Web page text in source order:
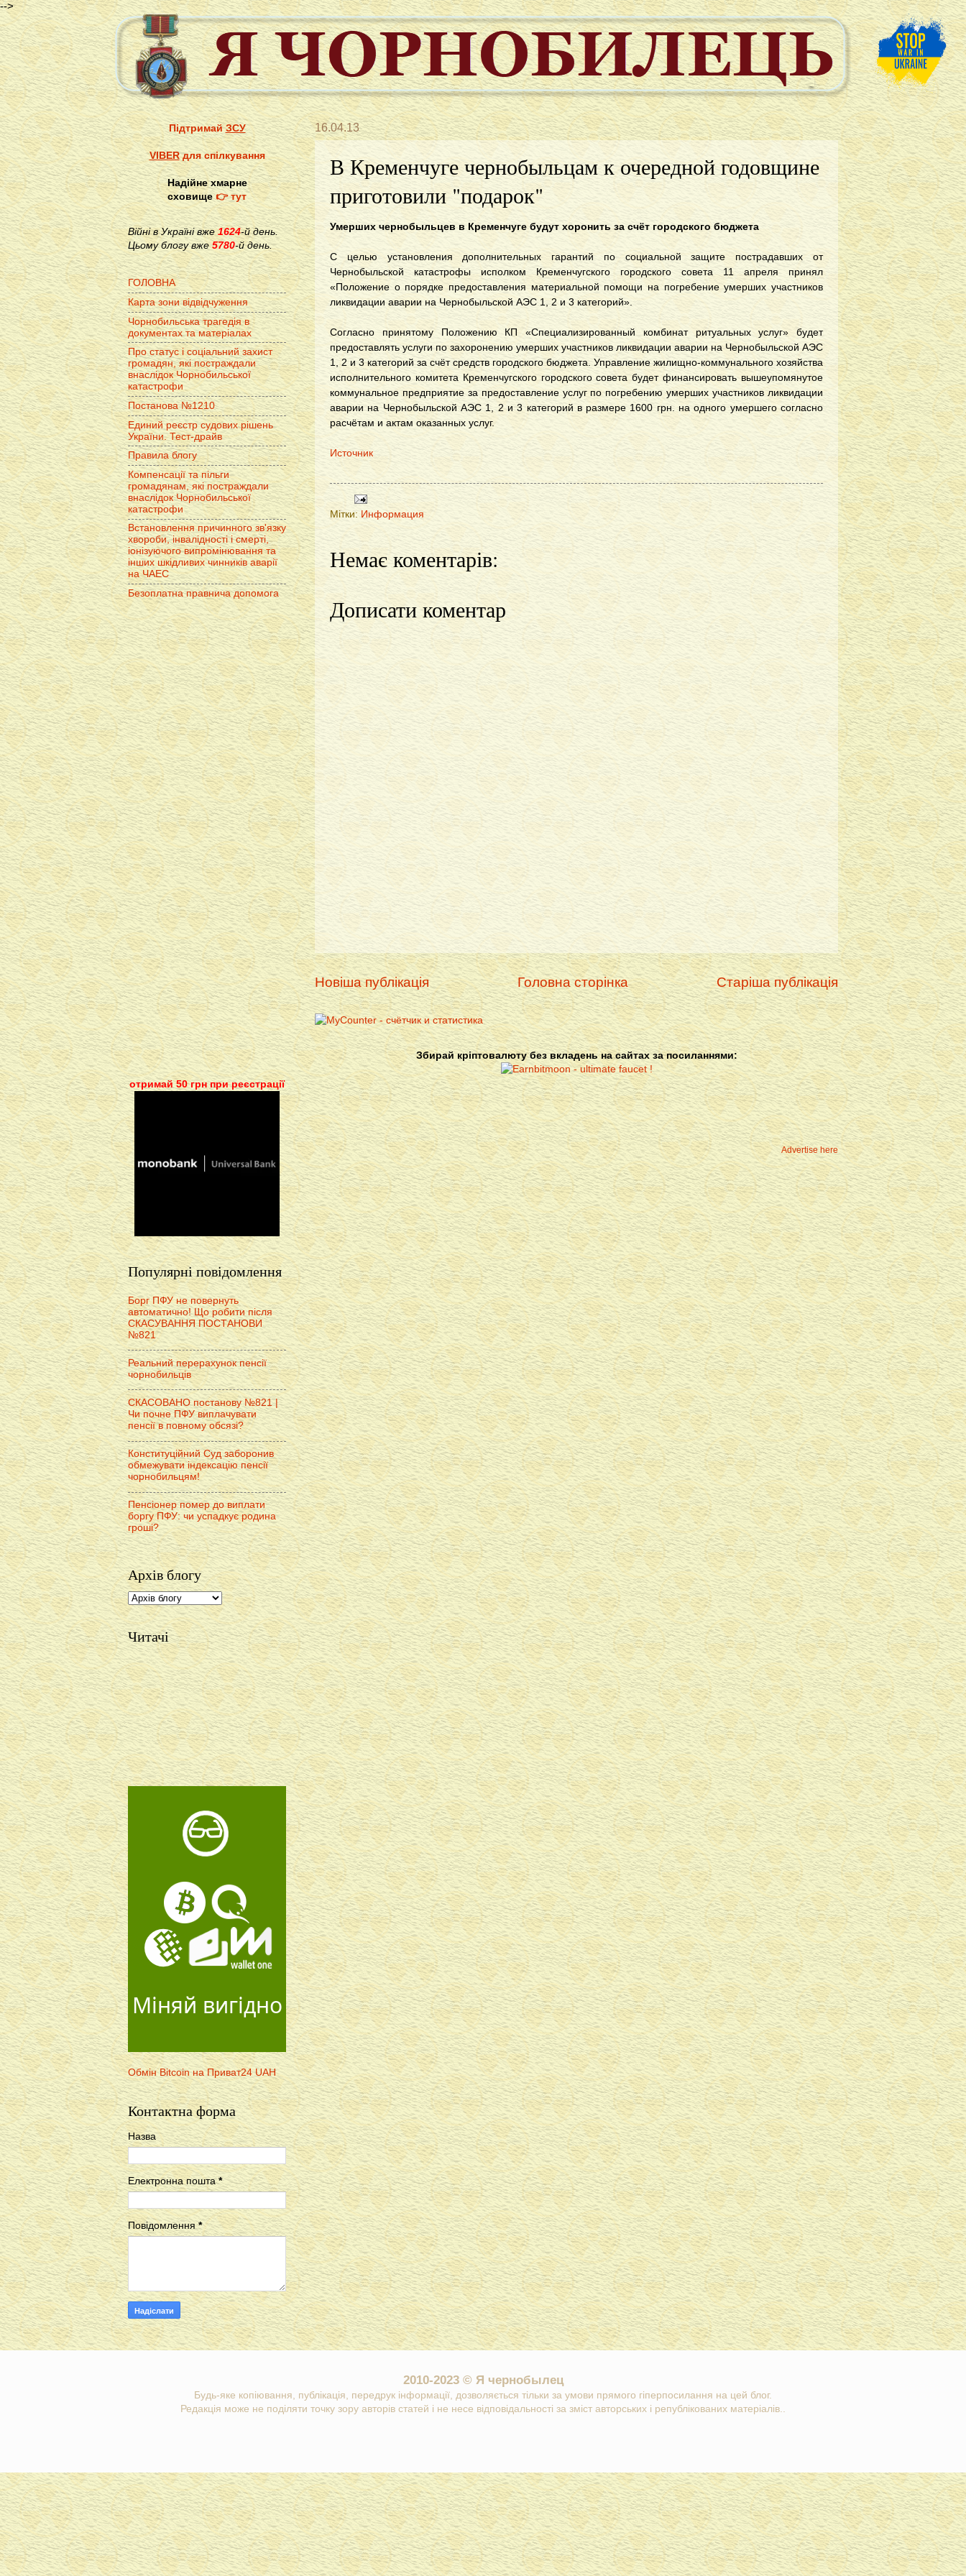
-->
16.04.13
В Кременчуге чернобыльцам к очередной годовщине
приготовили "подарок"
Умерших чернобыльцев в Кременчуге будут хоронить за счёт городского бюджета
С целью установления дополнительных гарантий по социальной защите пострадавших от
Чернобыльской катастрофы исполком Кременчугского городского совета 11 апреля принял
«Положение о порядке предоставления материальной помощи на погребение умерших участников
ликвидации аварии на Чернобыльской АЭС 1, 2 и 3 категорий».
Согласно принятому Положению КП «Специализированный комбинат ритуальных услуг» будет
предоставлять услуги по захоронению умерших участников ликвидации аварии на Чернобыльской АЭС
1, 2 и 3 категорий за счёт средств городского бюджета. Управление жилищно-коммунального хозяйства
исполнительного комитета Кременчугского городского совета будет финансировать вышеупомянутое
коммунальное предприятие за предоставление услуг по погребению умерших участников ликвидации
аварии на Чернобыльской АЭС 1, 2 и 3 категорий в размере 1600 грн. на одного умершего согласно
расчётам и актам оказанных услуг.
Источник
Мітки: Информация
Немає коментарів:
Дописати коментар
Новіша публікація Старіша публікація
Головна сторінка
Збирай кріптовалюту без вкладень на сайтах за посиланнями:
Advertise here
ПідтримайЗСУ
VIBERдля спілкування
Надійне хмарне
сховище👉 тут
Війні в Україні вже1624-й день.
Цьому блогу вже 5780-й день.
ГОЛОВНА
Карта зони відвідчуження
Чорнобильська трагедія в
документах та матеріалах
Про статус і соціальний захист
громадян, які постраждали
внаслідок Чорнобильської
катастрофи
Постанова №1210
Единий реєстр судових рішень
України. Тест-драйв
Правила блогу
Компенсації та пільги
громадянам, які постраждали
внаслідок Чорнобильської
катастрофи
Встановлення причинного зв'язку
хвороби, інвалідності і смерті,
іонізуючого випромінювання та
інших шкідливих чинників аварії
на ЧАЕС
Безоплатна правнича допомога
отримай 50 грн при реєстрації
Популярні повідомлення
Борг ПФУ не повернуть
автоматично! Що робити після
СКАСУВАННЯ ПОСТАНОВИ
№821
Реальний перерахунок пенсії
чорнобильців
СКАСОВАНО постанову №821 |
Чи почне ПФУ виплачувати
пенсії в повному обсязі?
Конституційний Суд заборонив
обмежувати індексацію пенсії
чорнобильцям!
Пенсіонер помер до виплати
боргу ПФУ: чи успадкує родина
гроші?
Архів блогу
Читачі
Міняй вигідно
Обмін Bitcoin на Приват24 UAH
Контактна форма
Назва
Електронна пошта*
Повідомлення*
2010-2023 © Я чернобылец
Будь-яке копіювання, публікація, передрук інформації, дозволяється тільки за умови прямого гіперпосилання на цей блог.
Редакція може не поділяти точку зору авторів статей і не несе відповідальності за зміст авторських і републікованих матеріалів..